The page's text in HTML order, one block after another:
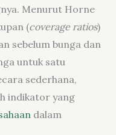
Menurut Horne
(coverage ratios)
sebelum bunga dan
untuk satu
sederhana,
indikator yang
dalam